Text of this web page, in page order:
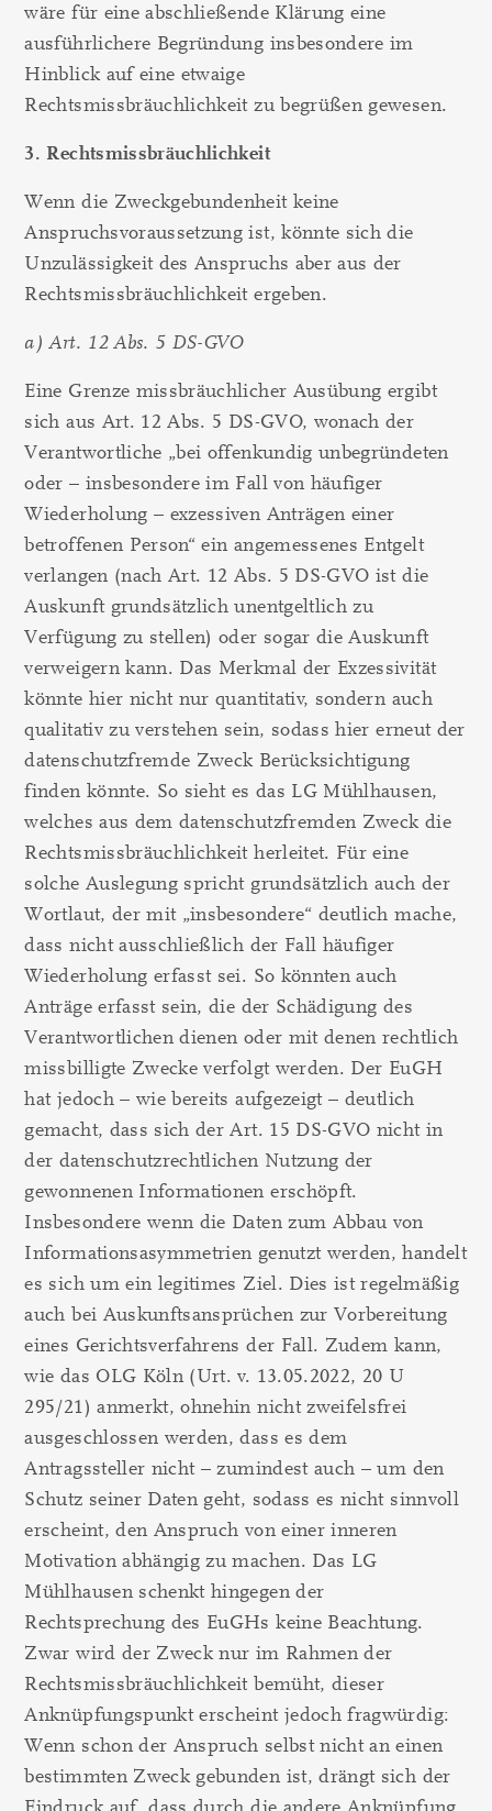
wäre für eine abschließende Klärung eine
ausführlichere Begründung insbesondere im
Hinblick auf eine etwaige
Rechtsmissbräuchlichkeit zu begrüßen gewesen.
3. Rechtsmissbräuchlichkeit
Wenn die Zweckgebundenheit keine
Anspruchsvoraussetzung ist, könnte sich die
Unzulässigkeit des Anspruchs aber aus der
Rechtsmissbräuchlichkeit ergeben.
a) Art. 12 Abs. 5 DS-GVO
Eine Grenze missbräuchlicher Ausübung ergibt
sich aus Art. 12 Abs. 5 DS-GVO, wonach der
Verantwortliche „bei offenkundig unbegründeten
oder – insbesondere im Fall von häufiger
Wiederholung – exzessiven Anträgen einer
betroffenen Person“ ein angemessenes Entgelt
verlangen (nach Art. 12 Abs. 5 DS-GVO ist die
Auskunft grundsätzlich unentgeltlich zu
Verfügung zu stellen) oder sogar die Auskunft
verweigern kann. Das Merkmal der Exzessivität
könnte hier nicht nur quantitativ, sondern auch
qualitativ zu verstehen sein, sodass hier erneut der
datenschutzfremde Zweck Berücksichtigung
finden könnte. So sieht es das LG Mühlhausen,
welches aus dem datenschutzfremden Zweck die
Rechtsmissbräuchlichkeit herleitet. Für eine
solche Auslegung spricht grundsätzlich auch der
Wortlaut, der mit „insbesondere“ deutlich mache,
dass nicht ausschließlich der Fall häufiger
Wiederholung erfasst sei. So könnten auch
Anträge erfasst sein, die der Schädigung des
Verantwortlichen dienen oder mit denen rechtlich
missbilligte Zwecke verfolgt werden. Der EuGH
hat jedoch – wie bereits aufgezeigt – deutlich
gemacht, dass sich der Art. 15 DS-GVO nicht in
der datenschutzrechtlichen Nutzung der
gewonnenen Informationen erschöpft.
Insbesondere wenn die Daten zum Abbau von
Informationsasymmetrien genutzt werden, handelt
es sich um ein legitimes Ziel. Dies ist regelmäßig
auch bei Auskunftsansprüchen zur Vorbereitung
eines Gerichtsverfahrens der Fall. Zudem kann,
wie das OLG Köln (Urt. v. 13.05.2022, 20 U
295/21) anmerkt, ohnehin nicht zweifelsfrei
ausgeschlossen werden, dass es dem
Antragssteller nicht – zumindest auch – um den
Schutz seiner Daten geht, sodass es nicht sinnvoll
erscheint, den Anspruch von einer inneren
Motivation abhängig zu machen. Das LG
Mühlhausen schenkt hingegen der
Rechtsprechung des EuGHs keine Beachtung.
Zwar wird der Zweck nur im Rahmen der
Rechtsmissbräuchlichkeit bemüht, dieser
Anknüpfungspunkt erscheint jedoch fragwürdig:
Wenn schon der Anspruch selbst nicht an einen
bestimmten Zweck gebunden ist, drängt sich der